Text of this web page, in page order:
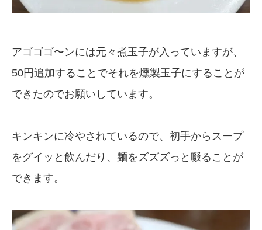
アゴゴゴ〜ンには元々煮玉子が入っていますが、
50円追加することでそれを燻製玉子にすることが
できたのでお願いしています。
キンキンに冷やされているので、初手からスープ
をグイッと飲んだり、麺をズズズっと啜ることが
できます。